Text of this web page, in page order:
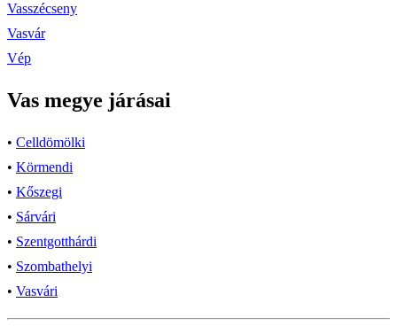
Vasszécseny
Vasvár
Vép
Vas megye járásai
• Celldömölki
• Körmendi
• Kőszegi
• Sárvári
• Szentgotthárdi
• Szombathelyi
• Vasvári